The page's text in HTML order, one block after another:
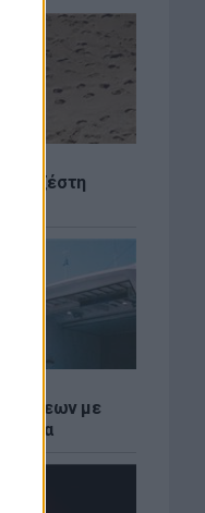
η ζέστη
με